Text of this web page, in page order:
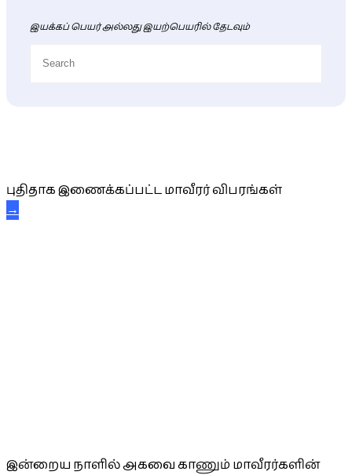
இயக்கப் பெயர் அல்லது இயற்பெயரில் தேடவும்
புதிதாக இணைக்கப்பட்ட மாவீரர் விபரங்கள்
→
இன்றைய நாளில் அகவை காணும் மாவீரர்களின்